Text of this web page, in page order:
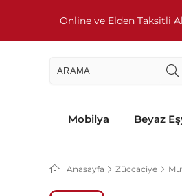
Online ve Elden Taksitli
Mobilya Beyaz
Anasayfa Züccaciye